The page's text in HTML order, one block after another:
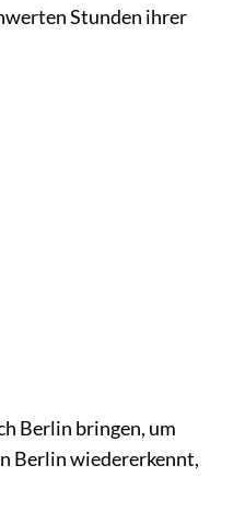
Stunden ihrer
Berlin bringen, um
Berlin wiedererkennt,